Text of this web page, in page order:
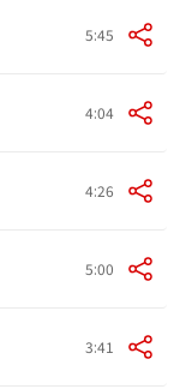
5:45
4:04
4:26
5:00
3:41